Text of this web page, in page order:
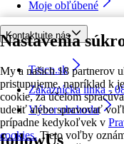
Nastavenia
My a našich 18 partnerov
pristupujeme, napríklad k
cookie, za účelom
udeliť alebo spravovať
prípadne kedykoľvek v
cookies. Tieto voľby
Moje obľúbené
Kontaktujte nás
Tesco.sk
Zákaznícka linka -
Výber obchodu
followUs